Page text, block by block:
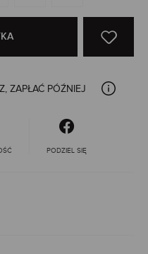
ZAPŁAĆ PÓŹNIEJ
PODZIEL SIĘ